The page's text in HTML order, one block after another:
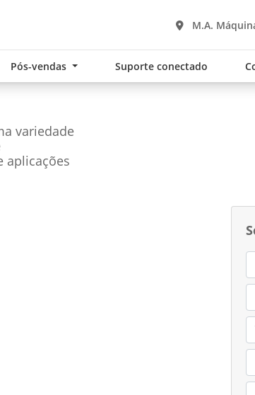
M.A.
Pós-vendas Suporte conectado
variedade
aplicações